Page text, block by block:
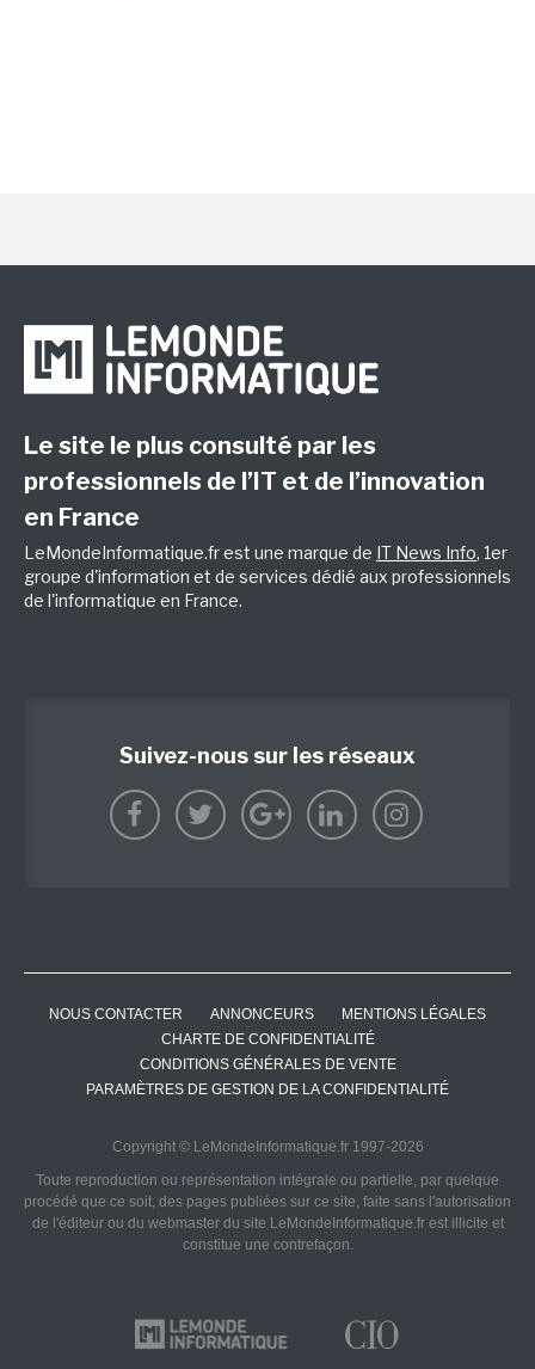
Le site le plus consulté par les
professionnels de l’IT et de l’innovation
en France
LeMondeInformatique.fr est une marque de IT News Info, 1er
groupe d'information et de services dédié aux professionnels
de l'informatique en France.
Suivez-nous sur les réseaux
NOUS CONTACTER ANNONCEURS
MENTIONS LÉGALES
CHARTE DE CONFIDENTIALITÉ
CONDITIONS GÉNÉRALES DE VENTE
PARAMÈTRES DE GESTION DE LA CONFIDENTIALITÉ
Copyright © LeMondeInformatique.fr 1997-2026
Toute reproduction ou représentation intégrale ou partielle, par quelque
procédé que ce soit, des pages publiées sur ce site, faite sans l'autorisation
de l'éditeur ou du webmaster du site LeMondeInformatique.fr est illicite et
constitue une contrefaçon.